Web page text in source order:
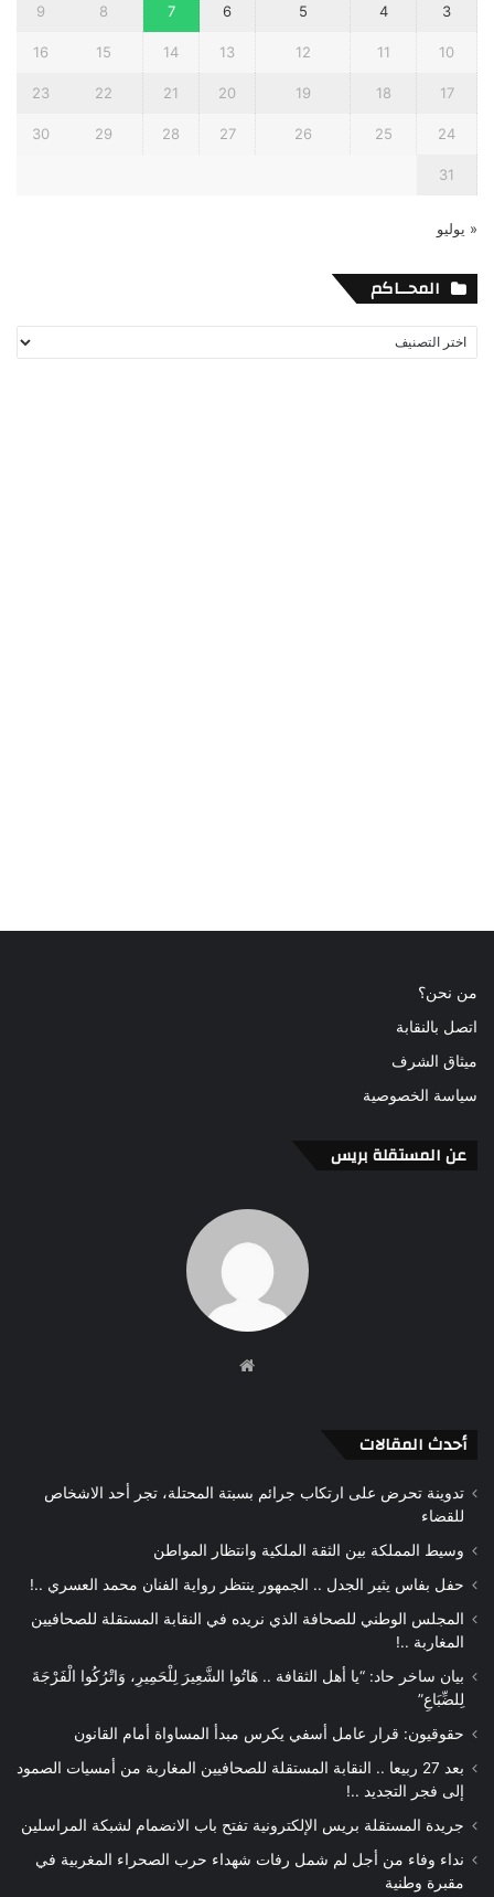
3
4
5
6
7
8
9
10
11
12
13
14
15
16
17
18
19
20
21
22
23
24
25
26
27
28
29
30
31
« يوليو
المحــاكم
المحــاكم
من نحن؟
اتصل بالنقابة
ميثاق الشرف
سياسة الخصوصية
عن المستقلة بريس
أحدث المقالات
تدوينة تحرض على ارتكاب جرائم بسبتة المحتلة، تجر أحد الاشخاص
للقضاء
وسيط المملكة بين الثقة الملكية وانتظار المواطن
حفل بفاس يثير الجدل .. الجمهور ينتظر رواية الفنان محمد العسري ..!
المجلس الوطني للصحافة الذي نريده في النقابة المستقلة للصحافيين
المغاربة ..!
بيان ساخر حاد: “يا أهل الثقافة .. هَاتُوا الشَّعِيرَ لِلْحَمِيرِ، وَاتْرُكُوا الْفَرْجَةَ
لِلضِّبَاعِ”
حقوقيون: قرار عامل أسفي يكرس مبدأ المساواة أمام القانون
بعد 27 ربيعا .. النقابة المستقلة للصحافيين المغاربة من أمسيات الصمود
إلى فجر التجديد ..!
جريدة المستقلة بريس الإلكترونية تفتح باب الانضمام لشبكة المراسلين
نداء وفاء من أجل لم شمل رفات شهداء حرب الصحراء المغربية في
مقبرة وطنية